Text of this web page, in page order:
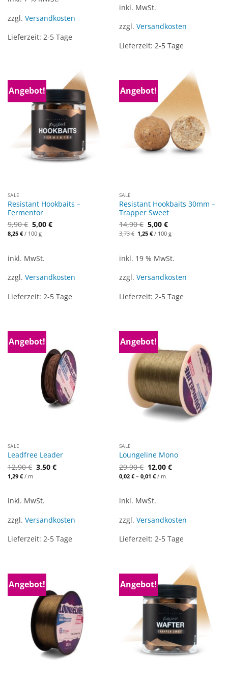
zzgl. Versandkosten
Lieferzeit: 2-5 Tage
inkl. MwSt.
zzgl. Versandkosten
Lieferzeit: 2-5 Tage
Angebot!
SALE
Resistant Hookbaits –
Fermentor
9,90€ 5,00 €
8,25 €/ 100 g
inkl. MwSt.
zzgl. Versandkosten
Lieferzeit: 2-5 Tage
Angebot!
SALE
Resistant Hookbaits 30mm –
Trapper Sweet
14,90€ Ursprünglicher
Preis
war:
5,00 €Aktueller
Preis
ist:
3,73€ 1,25€ / 100 g
inkl. 19 % MwSt.
zzgl. Versandkosten
Lieferzeit: 2-5 Tage
Angebot!
SALE
Leadfree Leader
12,90€ 3,50 €
1,29 €/ m
inkl. MwSt.
zzgl. Versandkosten
Lieferzeit: 2-5 Tage
Angebot!
SALE
Loungeline Mono
29,90€ 12,00 €
0,02 €– 0,01 €/ m
inkl. MwSt.
zzgl. Versandkosten
Lieferzeit: 2-5 Tage
Angebot! Angebot!